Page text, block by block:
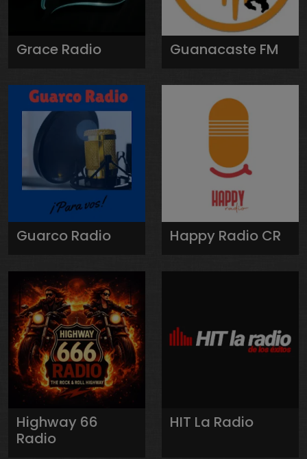
Grace Radio Guanacaste FM
Guarco Radio Happy Radio CR
Highway 66
Radio
HIT La Radio